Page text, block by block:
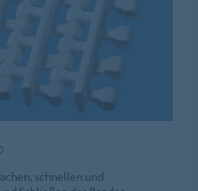
schnellen und